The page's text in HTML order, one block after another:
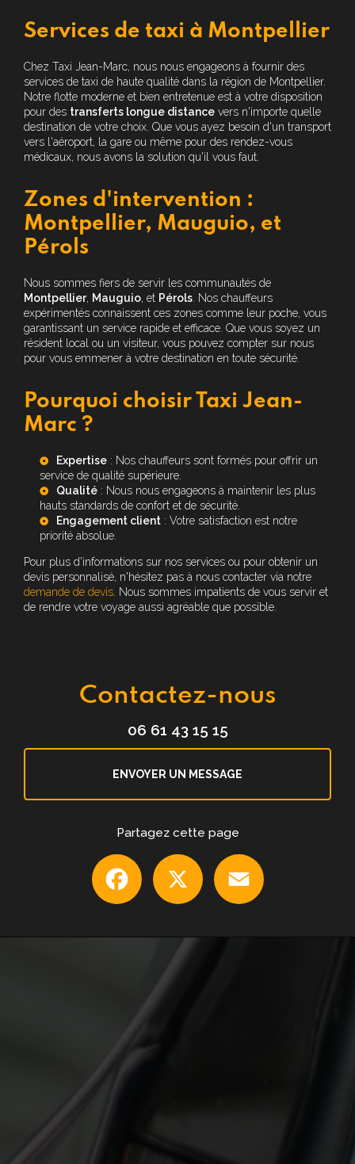
Services de taxi à Montpellier
Chez Taxi Jean-Marc, nous nous engageons à fournir des
services de taxi de haute qualité dans la région de Montpellier.
Notre flotte moderne et bien entretenue est à votre disposition
pour des transferts longue distance vers n'importe quelle
destination de votre choix. Que vous ayez besoin d'un transport
vers l'aéroport, la gare ou même pour des rendez-vous
médicaux, nous avons la solution qu'il vous faut.
Zones d'intervention :
Montpellier, Mauguio, et
Pérols
Nous sommes fiers de servir les communautés de
Montpellier, Mauguio, et Pérols . Nos chauffeurs
expérimentés connaissent ces zones comme leur poche, vous
garantissant un service rapide et efficace. Que vous soyez un
résident local ou un visiteur, vous pouvez compter sur nous
pour vous emmener à votre destination en toute sécurité.
Pourquoi choisir Taxi Jean-
Marc ?
Expertise : Nos chauffeurs sont formés pour offrir un
service de qualité supérieure.
Qualité : Nous nous engageons à maintenir les plus
hauts standards de confort et de sécurité.
Engagement client : Votre satisfaction est notre
priorité absolue.
Pour plus d'informations sur nos services ou pour obtenir un
devis personnalisé, n'hésitez pas à nous contacter via notre
demande de devis . Nous sommes impatients de vous servir et
de rendre votre voyage aussi agréable que possible.
Contactez-nous
06 61 43 15 15
ENVOYER UN MESSAGE
Partagez cette page
Facebook